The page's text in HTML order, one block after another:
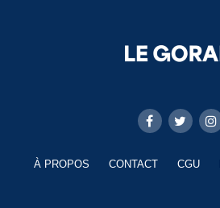
À PROPOS CONTACT CGU